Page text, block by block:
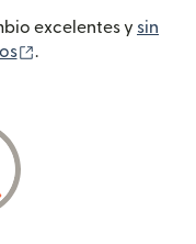
excelentes y sin
.